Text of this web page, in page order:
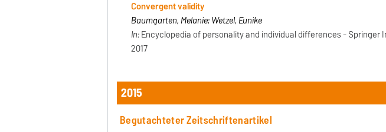
Convergent validity
Baumgarten, Melanie; Wetzel, Eunike
In:Encyclopedia of personality and individual differences - Springer
2017
2015
Begutachteter Zeitschriftenartikel